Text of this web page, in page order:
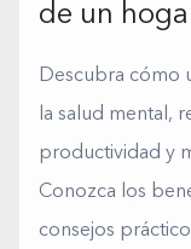
de un
Descubra cómo
la salud mental,
productividad y
Conozca los
consejos